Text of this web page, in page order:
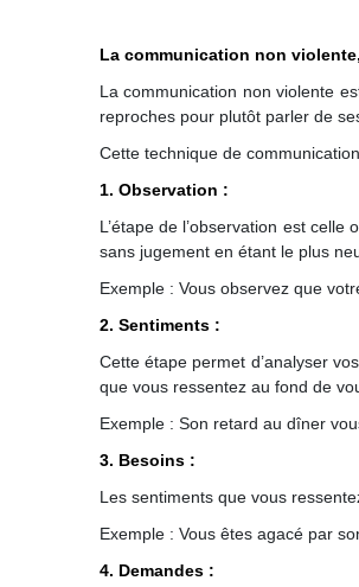
La communication non
La communication non violente
reproches pour plutôt parler de
Cette technique de
1. Observation :
L’étape de l’observation est
sans jugement en étant le plus
Exemple : Vous observez que
2. Sentiments :
Cette étape permet d’analyser
que vous ressentez au fond de
Exemple : Son retard au dîner
3. Besoins :
Les sentiments que vous
Exemple : Vous êtes agacé par
4. Demandes :